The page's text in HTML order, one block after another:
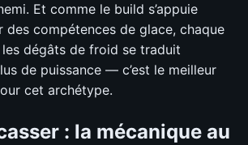
Et comme le build s’appuie
des compétences de glace, chaque
dégâts de froid se traduit
de puissance — c’est le meilleur
cet archétype.
: la mécanique au